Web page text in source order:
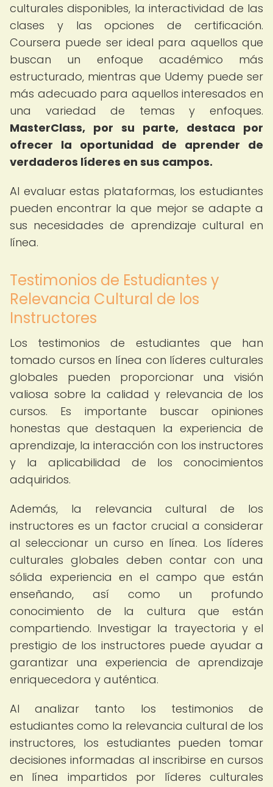
culturales disponibles, la interactividad de las
clases y las opciones de certificación.
Coursera puede ser ideal para aquellos que
buscan un enfoque académico más
estructurado, mientras que Udemy puede ser
más adecuado para aquellos interesados en
una variedad de temas y enfoques.
MasterClass, por su parte, destaca por
ofrecer la oportunidad de aprender de
verdaderos líderes en sus campos.
Al evaluar estas plataformas, los estudiantes
pueden encontrar la que mejor se adapte a
sus necesidades de aprendizaje cultural en
línea.
Testimonios de Estudiantes y
Relevancia Cultural de los
Instructores
Los testimonios de estudiantes que han
tomado cursos en línea con líderes culturales
globales pueden proporcionar una visión
valiosa sobre la calidad y relevancia de los
cursos. Es importante buscar opiniones
honestas que destaquen la experiencia de
aprendizaje, la interacción con los instructores
y la aplicabilidad de los conocimientos
adquiridos.
Además, la relevancia cultural de los
instructores es un factor crucial a considerar
al seleccionar un curso en línea. Los líderes
culturales globales deben contar con una
sólida experiencia en el campo que están
enseñando, así como un profundo
conocimiento de la cultura que están
compartiendo. Investigar la trayectoria y el
prestigio de los instructores puede ayudar a
garantizar una experiencia de aprendizaje
enriquecedora y auténtica.
Al analizar tanto los testimonios de
estudiantes como la relevancia cultural de los
instructores, los estudiantes pueden tomar
decisiones informadas al inscribirse en cursos
en línea impartidos por líderes culturales